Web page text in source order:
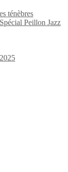
ténèbres
Peillon Jazz